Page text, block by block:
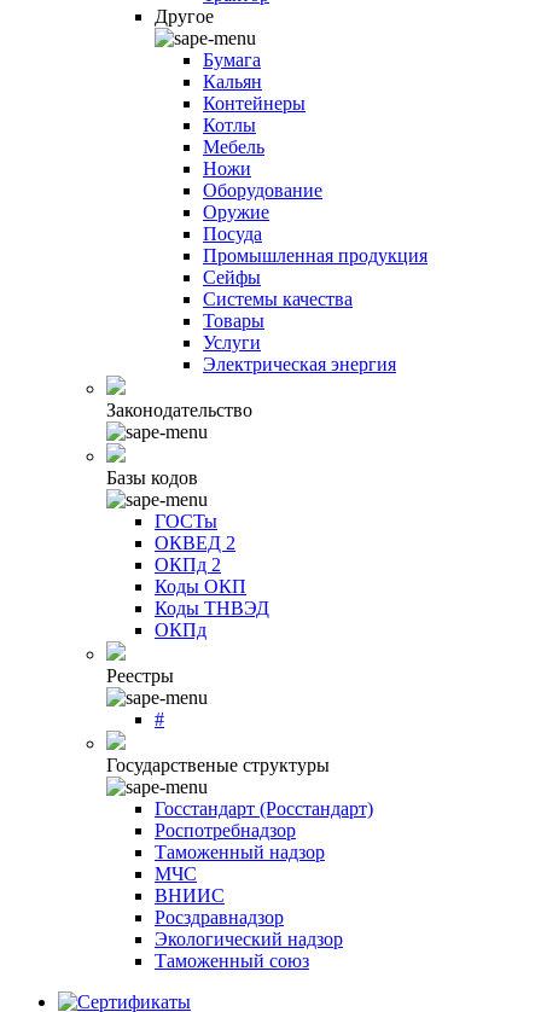
Другое
Бумага
Кальян
Контейнеры
Котлы
Мебель
Ножи
Оборудование
Оружие
Посуда
Промышленная продукция
Сейфы
Системы качества
Товары
Услуги
Электрическая энергия
Законодательство
Базы кодов
ГОСТы
ОКВЕД 2
ОКПд 2
Коды ОКП
Коды ТНВЭД
ОКПд
Реестры
#
Государственые структуры
Госстандарт (Росстандарт)
Роспотребнадзор
Таможенный надзор
МЧС
ВНИИС
Росздравнадзор
Экологический надзор
Таможенный союз